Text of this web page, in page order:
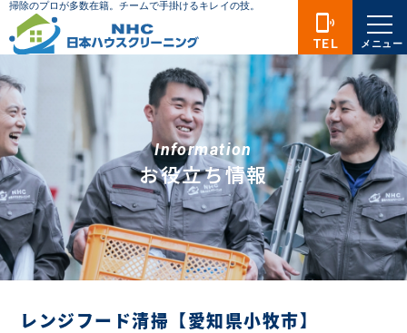
Information
お役立ち情報
レンジフード清掃【愛知県小牧市】
phonelink_ring
TEL メニュー